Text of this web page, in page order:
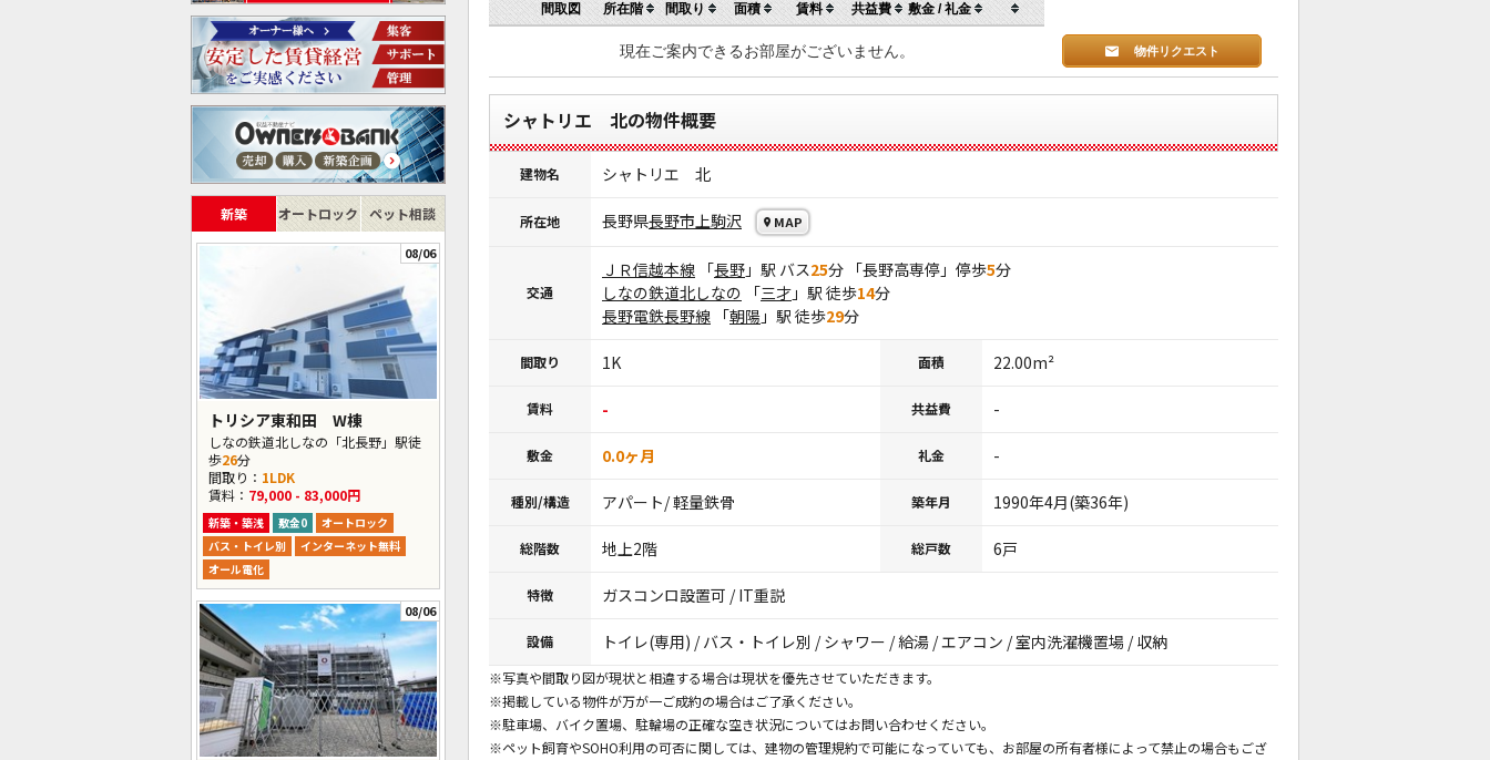
新築 オートロック ペット相談
08/06
トリシア東和田 W棟
しなの鉄道北しなの「北長野」駅徒
歩26分
間取り： 1LDK
賃料： 79,000 - 83,000円
新築・築浅 敷金0
オートロック
バス・トイレ別
インターネット無料
オール電化
08/06
間取図 所在階 間取り 面積 賃料 共益費 敷金 / 礼金
現在ご案内できるお部屋がございません。 物件リクエスト
シャトリエ 北の物件概要
建物名 シャトリエ 北
所在地 長野県長野市上駒沢 MAP
交通
ＪＲ信越本線 「長野 」駅 バス25分 「長野高専停」停歩5分
しなの鉄道北しなの 「三才 」駅 徒歩14分
長野電鉄長野線 「朝陽 」駅 徒歩29分
間取り 1K 面積 22.00m²
賃料 - 共益費 -
敷金 0.0ヶ月 礼金 -
種別/構造 アパート/ 軽量鉄骨 築年月 1990年4月(築36年)
総階数 地上2階 総戸数 6戸
特徴 ガスコンロ設置可 / IT重説
設備 トイレ(専用) / バス・トイレ別 / シャワー / 給湯 / エアコン / 室内洗濯機置場 / 収納
※写真や間取り図が現状と相違する場合は現状を優先させていただきます。
※掲載している物件が万が一ご成約の場合はご了承ください。
※駐車場、バイク置場、駐輪場の正確な空き状況についてはお問い合わせください。
※ペット飼育やSOHO利用の可否に関しては、建物の管理規約で可能になっていても、お部屋の所有者様によって禁止の場合もござ